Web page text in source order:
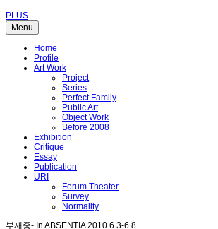
PLUS
Menu
Home
Profile
Art Work
Project
Series
Perfect Family
Public Art
Object Work
Before 2008
Exhibition
Critique
Essay
Publication
URI
Forum Theater
Survey
Normality
부재중- In ABSENTIA 2010.6.3-6.8